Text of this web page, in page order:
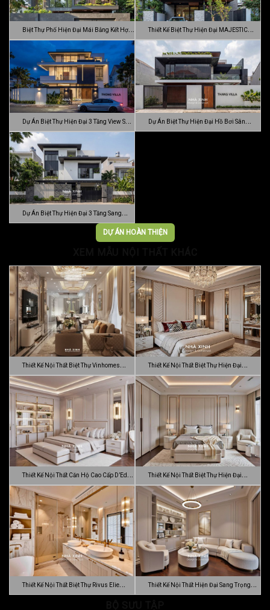
Biệt Thự Phố Hiện Đại Mái Bằng Kết Hợp Thiết Kế Biệt Thự Hiện Đại MAJESTIC
MODE…
Dự Án Biệt Thự Hiện Đại 3 Tầng View Sân
…
Dự Án Biệt Thự Hiện Đại Hồ Bơi Sân
Dự Án Biệt Thự Hiện Đại 3 Tầng Sang
DỰ ÁN HOÀN THIỆN
Thiết Kế Nội Thất Biệt Thự Vinhomes
Gran…
Thiết Kế Nội Thất Biệt Thự Hiện Đại
Sang…
Thiết Kế Nội Thất Căn Hộ Cao Cấp D’Edge
…
Thiết Kế Nội Thất Biệt Thự Hiện Đại
Luca…
Thiết Kế Nội Thất Biệt Thự Rivus Elie Thiết Kế Nội Thất Hiện Đại Sang Trọng